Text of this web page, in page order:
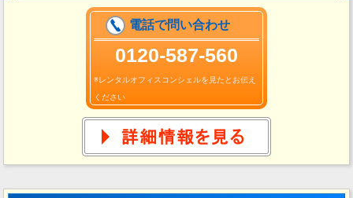
電話で問い合わせ
0120-587-560
※レンタルオフィスコンシェルを見たとお伝え
ください